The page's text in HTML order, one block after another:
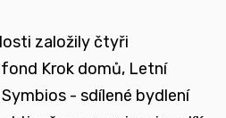
advokační činnosti, která
legislativy a systému
založily čtyři
Krok domů, Letní
- sdílené bydlení